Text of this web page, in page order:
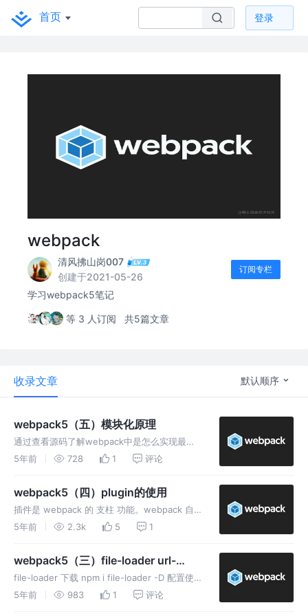
首页 登录
webpack
清风拂山岗007
创建于2021-05-26
订阅专栏
学习webpack5笔记
等 3 人订阅 共5篇文章
收录文章 默认顺序
webpack5（五）模块化原理
通过查看源码了解webpack中是怎么实现最常
用的ES Module、CommonJs和互相引用的 查
的源码容易阅读 CommonJs模块化原理 m
5年前 728 1 评论
webpack5（四）plugin的使用
插件是 webpack 的 支柱 功能。webpack 自
身也是构建于你在 webpack 配置中用到的相同
法实现的其他事。 clean-webpa
5年前 2.3k 5 1
webpack5（三）file-loader url-
loader assetModule的使用
file-loader 下载 npm i file-loader -D 配置使
用 默认输出到根目录并且是hash处理后的文件
5年前 983 1 评论